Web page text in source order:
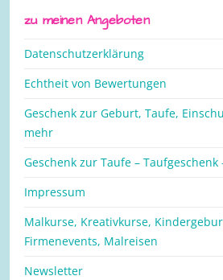
zu meinen Angeboten
Datenschutzerklärung
Echtheit von Bewertungen
Geschenk zur Geburt, Taufe,
mehr
Geschenk zur Taufe –
Impressum
Malkurse, Kreativkurse,
Firmenevents, Malreisen
Newsletter